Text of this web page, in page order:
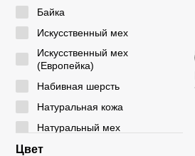
FAFALA
FASHION
G. ROSE
29 - 36
30 - 35
30 - 37
31 - 35
31 - 36
31 - 37
31 - 38
Резина
Резинка
Текстиль
ЭВА
Экокожа
Байка
Искусственный мех
Искусственный мех
(Европейка)
Набивная шерсть
Натуральная кожа
Натуральный мех
Натуральный мех
Цвет